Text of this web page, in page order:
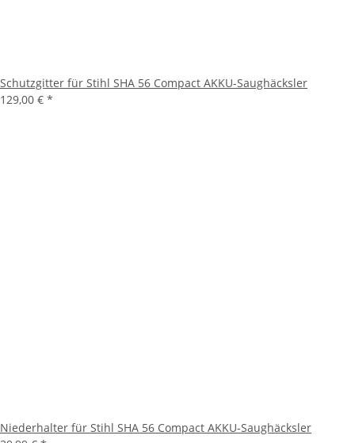
Schutzgitter für Stihl SHA 56 Compact AKKU-Saughäcksler
129,00 € *
Niederhalter für Stihl SHA 56 Compact AKKU-Saughäcksler